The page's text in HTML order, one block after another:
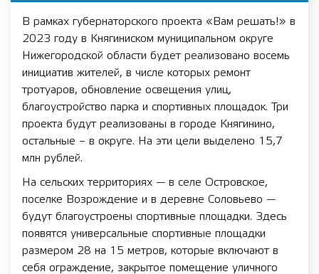
В рамках губернаторского проекта «Вам решать!» в
2023 году в Княгиниском муниципальном округе
Нижегородской области будет реализовано восемь
инициатив жителей, в числе которых ремонт
тротуаров, обновление освещения улиц,
благоустройство парка и спортивных площадок. Три
проекта будут реализованы в городе Княгинино,
остальные – в округе. На эти цели выделено 15,7
млн рублей.
На сельских территориях — в селе Островское,
поселке Возрождение и в деревне Соловьево —
будут благоустроены спортивные площадки. Здесь
появятся универсальные спортивные площадки
размером 28 на 15 метров, которые включают в
себя ограждение, закрытое помещение уличного